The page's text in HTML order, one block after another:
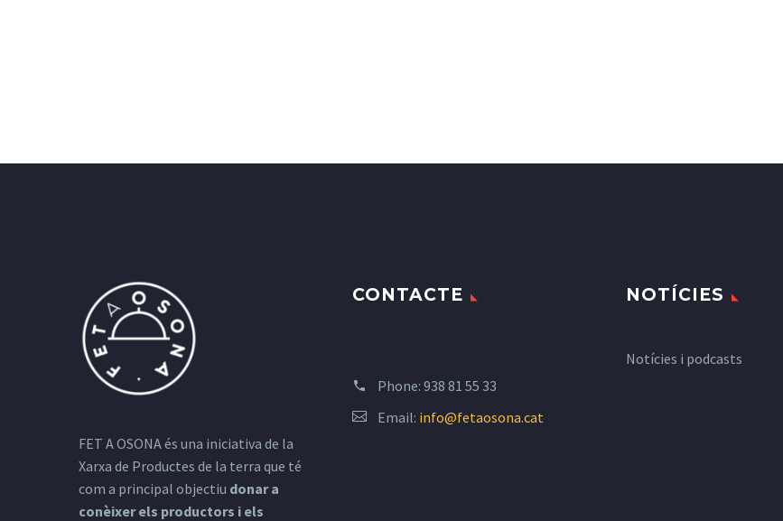
FET A OSONA és una iniciativa de la
Xarxa de Productes de la terra que té
com a principal objectiu donar a
conèixer els productors i els
CONTACTE
Phone: 938 81 55 33
Email: info@fetaosona.cat
NOTÍCIES
Notícies i podcasts